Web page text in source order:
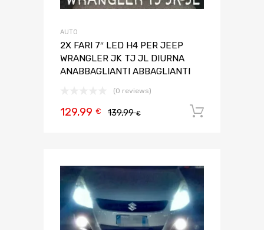
AUTO
2X FARI 7″ LED H4 PER JEEP
WRANGLER JK TJ JL DIURNA
ANABBAGLIANTI ABBAGLIANTI
(0 reviews)
139,99€
129,99 €